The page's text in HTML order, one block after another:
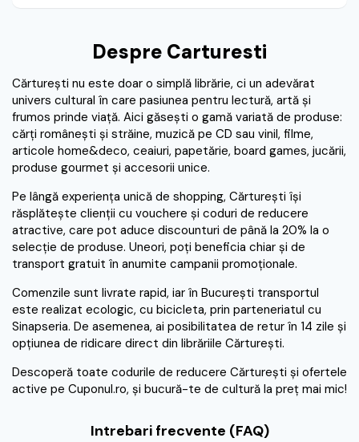
Despre Carturesti
Cărturești nu este doar o simplă librărie, ci un adevărat
univers cultural în care pasiunea pentru lectură, artă și
frumos prinde viață. Aici găsești o gamă variată de produse:
cărți românești și străine, muzică pe CD sau vinil, filme,
articole home&deco, ceaiuri, papetărie, board games, jucării,
produse gourmet și accesorii unice.
Pe lângă experiența unică de shopping, Cărturești își
răsplătește clienții cu vouchere și coduri de reducere
atractive, care pot aduce discounturi de până la 20% la o
selecție de produse. Uneori, poți beneficia chiar și de
transport gratuit în anumite campanii promoționale.
Comenzile sunt livrate rapid, iar în București transportul
este realizat ecologic, cu bicicleta, prin parteneriatul cu
Sinapseria. De asemenea, ai posibilitatea de retur în 14 zile și
opțiunea de ridicare direct din librăriile Cărturești.
Descoperă toate codurile de reducere Cărturești și ofertele
active pe Cuponul.ro, și bucură-te de cultură la preț mai mic!
Intrebari frecvente (FAQ)